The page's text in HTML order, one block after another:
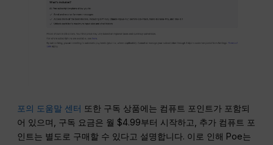
포의 도움말 센터 또한 구독 상품에는 컴퓨트 포인트가 포함되
어 있으며, 구독 요금은 월 $4.99부터 시작하고, 추가 컴퓨트 포
인트는 별도로 구매할 수 있다고 설명합니다. 이로 인해 Poe는